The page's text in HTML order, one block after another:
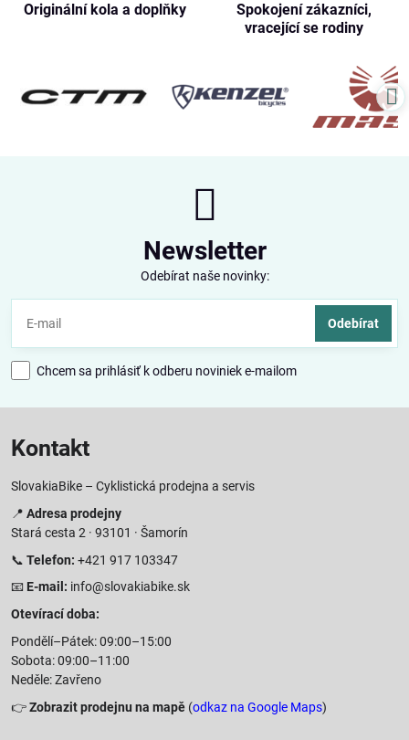
Originální kola a doplňky
Spokojení zákazníci,
vracející se rodiny
Newsletter
Odebírat naše novinky:
Odebírat
Chcem sa prihlásiť k odberu noviniek e-mailom
Kontakt
SlovakiaBike – Cyklistická prodejna a servis
📍 Adresa prodejny
Stará cesta 2 · 93101 · Šamorín
📞 Telefon: +421 917 103347
📧 E-mail: info@slovakiabike.sk
Otevírací doba:
Pondělí–Pátek: 09:00–15:00
Sobota: 09:00–11:00
Neděle: Zavřeno
👉Zobrazit prodejnu na mapě (odkaz na Google Maps)